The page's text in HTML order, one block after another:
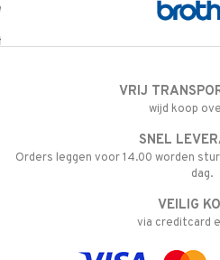
een product
department
VRIJ
wijd koop
SNEL
Orders leggen voor 14.00 worden
dag.
VEILIG
via creditcard